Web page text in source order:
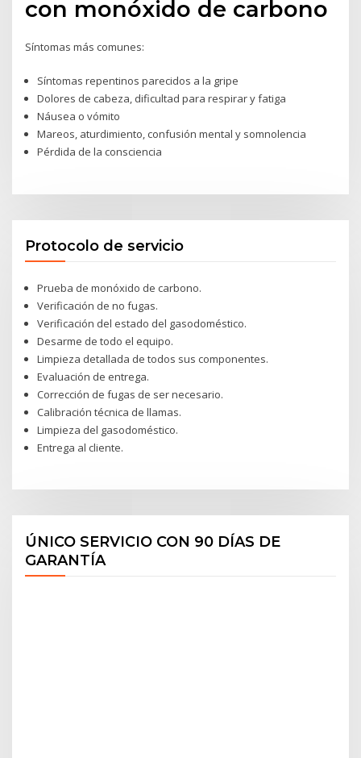
con monóxido de carbono
Síntomas más comunes:
Síntomas repentinos parecidos a la gripe
Dolores de cabeza, dificultad para respirar y fatiga
Náusea o vómito
Mareos, aturdimiento, confusión mental y somnolencia
Pérdida de la consciencia
Protocolo de servicio
Prueba de monóxido de carbono.
Verificación de no fugas.
Verificación del estado del gasodoméstico.
Desarme de todo el equipo.
Limpieza detallada de todos sus componentes.
Evaluación de entrega.
Corrección de fugas de ser necesario.
Calibración técnica de llamas.
Limpieza del gasodoméstico.
Entrega al cliente.
ÚNICO SERVICIO CON 90 DÍAS DE
GARANTÍA